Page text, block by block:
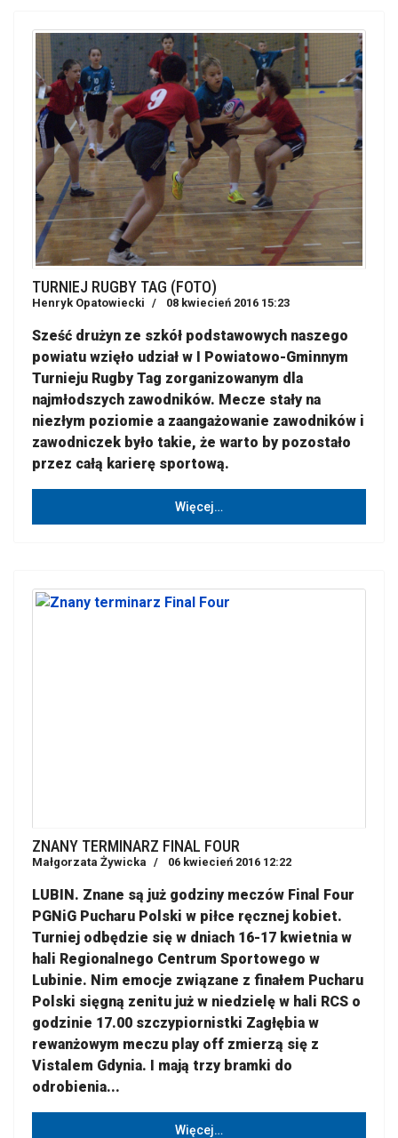
TURNIEJ RUGBY TAG (FOTO)
Henryk Opatowiecki 08 kwiecień 2016 15:23
Sześć drużyn ze szkół podstawowych naszego
powiatu wzięło udział w I Powiatowo-Gminnym
Turnieju Rugby Tag zorganizowanym dla
najmłodszych zawodników. Mecze stały na
niezłym poziomie a zaangażowanie zawodników i
zawodniczek było takie, że warto by pozostało
przez całą karierę sportową.
Więcej…
ZNANY TERMINARZ FINAL FOUR
Małgorzata Żywicka 06 kwiecień 2016 12:22
LUBIN. Znane są już godziny meczów Final Four
PGNiG Pucharu Polski w piłce ręcznej kobiet.
Turniej odbędzie się w dniach 16-17 kwietnia w
hali Regionalnego Centrum Sportowego w
Lubinie. Nim emocje związane z finałem Pucharu
Polski sięgną zenitu już w niedzielę w hali RCS o
godzinie 17.00 szczypiornistki Zagłębia w
rewanżowym meczu play off zmierzą się z
Vistalem Gdynia. I mają trzy bramki do
odrobienia...
Więcej…